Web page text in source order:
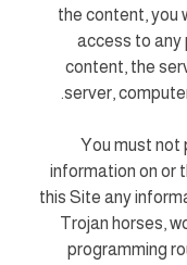
the content, you
access to any
content, the
server,
You must not
information on or
this Site any
Trojan horses,
programming